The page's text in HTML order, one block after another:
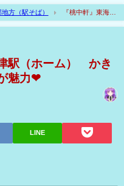
方（駅そば）
『桃中軒』東海道
めのダシが魅力❤
駅（ホーム） かき
魅力❤
LINE